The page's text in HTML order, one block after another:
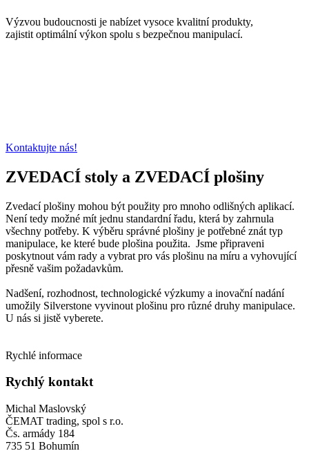
Výzvou budoucnosti je nabízet vysoce kvalitní produkty,
zajistit optimální výkon spolu s bezpečnou manipulací.
Kontaktujte nás!
ZVEDACÍ stoly a ZVEDACÍ plošiny
Zvedací plošiny mohou být použity pro mnoho odlišných aplikací.
Není tedy možné mít jednu standardní řadu, která by zahrnula
všechny potřeby. K výběru správné plošiny je potřebné znát typ
manipulace, ke které bude plošina použita. Jsme připraveni
poskytnout vám rady a vybrat pro vás plošinu na míru a vyhovující
přesně vašim požadavkům.
Nadšení, rozhodnost, technologické výzkumy a inovační nadání
umožily Silverstone vyvinout plošinu pro různé druhy manipulace.
U nás si jistě vyberete.
Rychlé informace
Rychlý kontakt
Michal Maslovský
ČEMAT trading, spol s r.o.
Čs. armády 184
735 51 Bohumín